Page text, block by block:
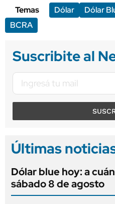
Temas
Dólar Dólar
BCRA
Suscribite al
Últimas
Dólar blue hoy: a
sábado 8 de agosto